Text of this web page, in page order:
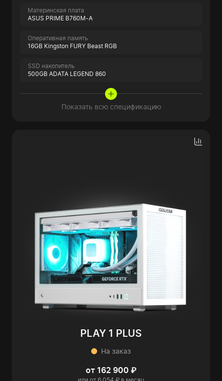
Материнская плата
ASUS PRIME B760M-A
Оперативная память
16GB Kingston FURY Beast RGB
SSD накопитель
500GB ADATA LEGEND 860
Показать всю спецификацию
PLAY 1 PLUS
На заказ
от 162 900 ₽